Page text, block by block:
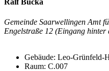
Ralf Bucka
Gemeinde Saarwellingen Amt
Engelstraße 12 (Eingang hinter
Gebäude: Leo-Grünfeld-
Raum: C.007